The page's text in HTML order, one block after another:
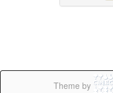
Theme by